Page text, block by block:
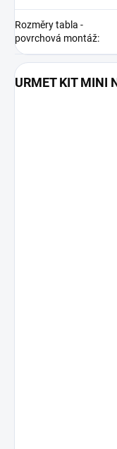
Rozměry tabla -
povrchová montáž:
URMET KIT MINI